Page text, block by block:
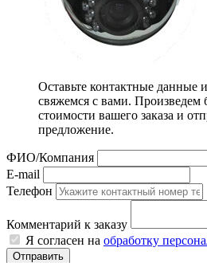
Оставьте контактные данные
свяжемся с вами. Произведем
стоимости вашего заказа и
предложение.
ФИО/Компания
E-mail
Телефон
Комментарий к заказу
Я согласен на обработку
Отправить